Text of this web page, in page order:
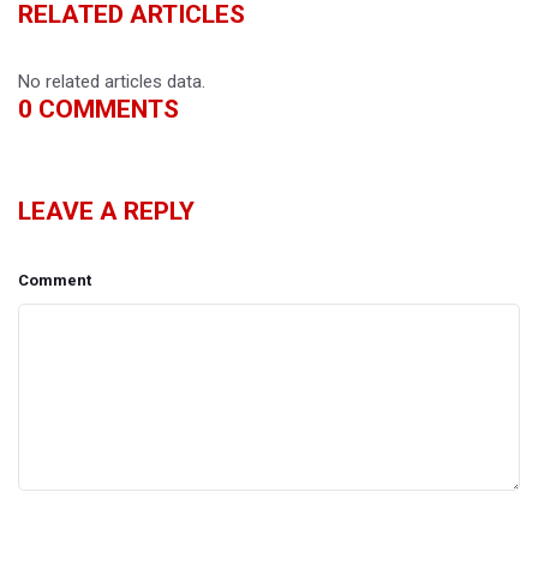
RELATED ARTICLES
No related articles data.
0 COMMENTS
LEAVE A REPLY
Comment